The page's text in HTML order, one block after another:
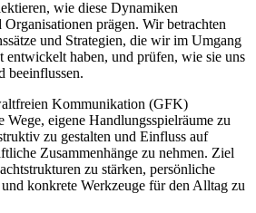
wie diese Dynamiken
prägen. Wir betrachten
und Strategien, die wir im Umgang
entwickelt haben, und prüfen, wie sie uns
beeinflussen.
Kommunikation (GFK)
Wege, eigene Handlungsspielräume zu
zu gestalten und Einfluss auf
Zusammenhänge zu nehmen. Ziel
zu stärken, persönliche
konkrete Werkzeuge für den Alltag zu